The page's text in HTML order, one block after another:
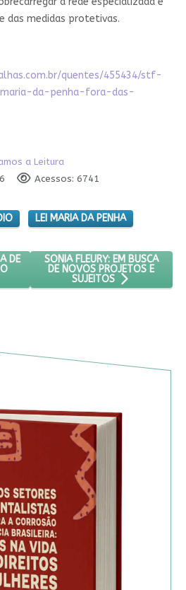
das medidas protetivas.
quentes/455434/stf-
da-penha-fora-das-
a Leitura
Acessos: 6741
LEI MARIA DA PENHA
PRECISA DE UM
DE
PRÓXIMO ARTIGO: SONIA
SONIA FLEURY: EM BUSCA
DE NOVOS PROJETOS E
SUJEITOS